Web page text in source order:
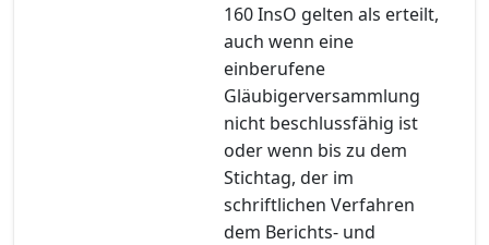
160 InsO gelten als erteilt,
auch wenn eine
einberufene
Gläubigerversammlung
nicht beschlussfähig ist
oder wenn bis zu dem
Stichtag, der im
schriftlichen Verfahren
dem Berichts- und